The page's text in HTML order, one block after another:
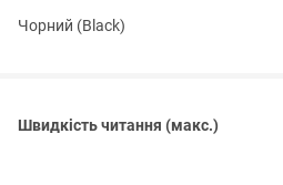
Чорний (Black)
Швидкість читання (макс.)